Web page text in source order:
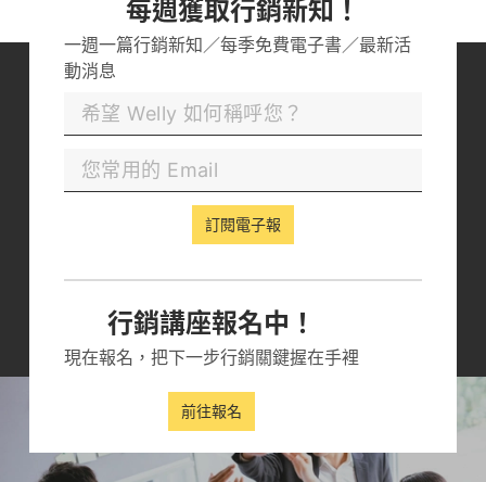
每週獲取行銷新知！
一週一篇行銷新知／每季免費電子書／最新活
動消息
訂閱電子報
行銷講座報名中！
現在報名，把下一步行銷關鍵握在手裡
前往報名
台灣最專業的 SEO/GEO 行銷
團隊！
現在就與 Welly 一起將目標關鍵字攻上 Google 首
頁吧！